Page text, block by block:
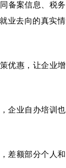
备案信息、税务
业去向的真实情
优惠，让企业增
企业自办培训也
差额部分个人和